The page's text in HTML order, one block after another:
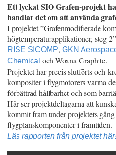
Ett lyckat SIO Grafen-projekt
handlar det om att använda
I projektet ”Grafenmodifierade
högtemperaturapplikationer, steg
RISE SICOMP, GKN
Chemical och Woxna Graphite.
Projektet har precis slutförts och
kompositer i flygmotorers varma
förbättrad hållbarhet och som
Här ser projektdeltagarna att
kommit fram under projektets
flygplanskomponenter i framtiden.
Läs rapporten från projektet här!